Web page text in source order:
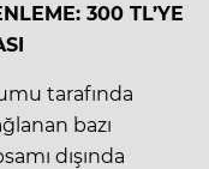
300 TL’YE
tarafında
bazı
dışında